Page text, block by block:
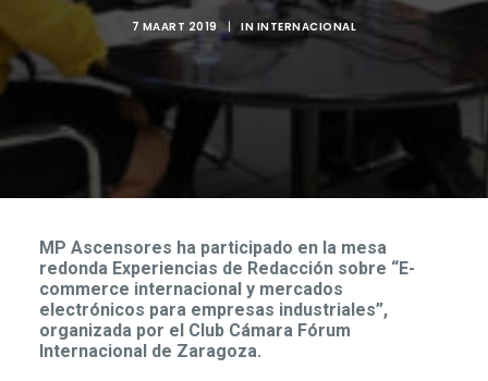
7 MAART 2019 | IN INTERNACIONAL
MP Ascensores ha participado en la mesa
redonda Experiencias de Redacción sobre “E-
commerce internacional y mercados
electrónicos para empresas industriales”,
organizada por el Club Cámara Fórum
Internacional de Zaragoza.